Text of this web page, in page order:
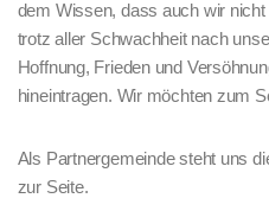
dem Wissen, dass auch wir
trotz aller Schwachheit nach
Hoffnung, Frieden und
hineintragen. Wir möchten zum
Als Partnergemeinde steht uns
zur Seite.